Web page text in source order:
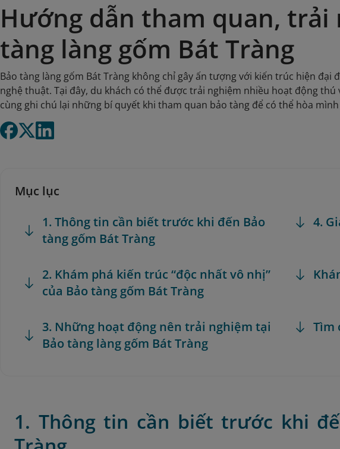
Hướng dẫn tham quan, trải
tàng làng gốm Bát Tràng
Bảo tàng làng gốm Bát Tràng không chỉ gây ấn tượng với kiến trúc hiện đại
nghệ thuật. Tại đây, du khách có thể được trải nghiệm nhiều hoạt động
cùng ghi chú lại những bí quyết khi tham quan bảo tàng để có thể hòa
Mục lục
1. Thông tin cần biết trước khi đến Bảo
tàng gốm Bát Tràng
2. Khám phá kiến trúc “độc nhất vô nhị”
của Bảo tàng gốm Bát Tràng
3. Những hoạt động nên trải nghiệm tại
Bảo tàng làng gốm Bát Tràng
4.
Tìm
1. Thông tin cần biết trước khi